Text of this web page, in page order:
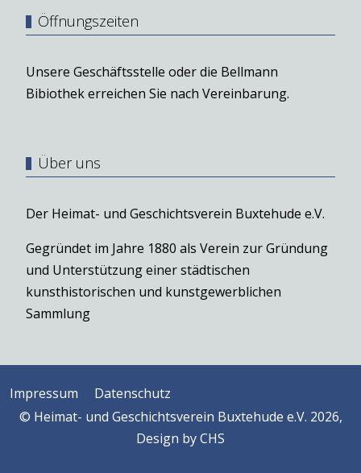
Öffnungszeiten
Unsere Geschäftsstelle oder die Bellmann
Bibiothek erreichen Sie nach Vereinbarung.
Über uns
Der Heimat- und Geschichtsverein Buxtehude e.V.
Gegründet im Jahre 1880 als Verein zur Gründung
und Unterstützung einer städtischen
kunsthistorischen und kunstgewerblichen
Sammlung
Impressum
Datenschutz
© Heimat- und Geschichtsverein Buxtehude e.V. 2026,
Design byCHS